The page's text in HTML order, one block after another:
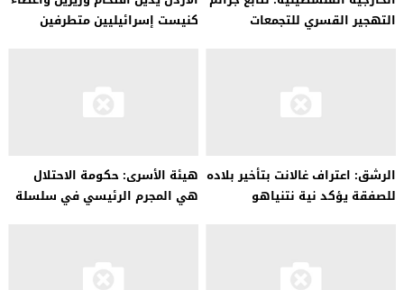
التهجير القسري للتجمعات
كنيست إسرائيليين متطرفين
الرشق: اعتراف غالانت بتأخير بلاده
للصفقة يؤكد نية نتنياهو
هيئة الأسرى: حكومة الاحتلال
هي المجرم الرئيسي في سلسلة